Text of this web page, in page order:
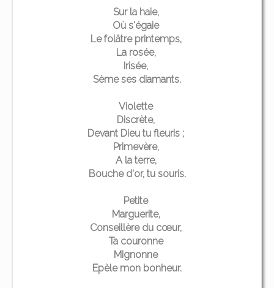
Sur la haie,
Où s'égaie
Le folâtre printemps,
La rosée,
Irisée,
Sème ses diamants.
Violette
Discrète,
Devant Dieu tu fleuris ;
Primevère,
A la terre,
Bouche d'or, tu souris.
Petite
Marguerite,
Conseillère du cœur,
Ta couronne
Mignonne
Epèle mon bonheur.